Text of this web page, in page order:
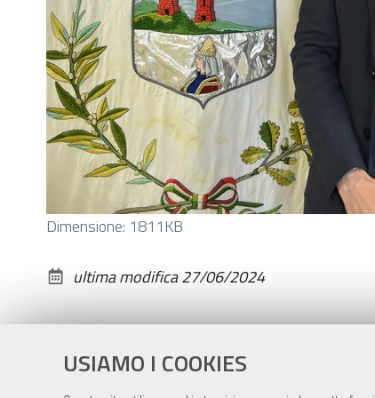
USIAMO I COOKIES
Clicca
vedere
alle
originali…
Dimensione: 1811KB
ultima modifica27/06/2024